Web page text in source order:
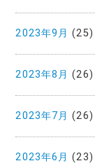
2023年9月 (25)
2023年8月 (26)
2023年7月 (26)
2023年6月 (23)